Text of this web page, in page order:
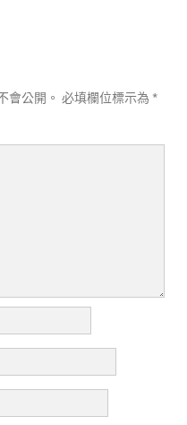
會公開。 必填欄位標示為 *